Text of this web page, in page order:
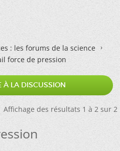
: les forums de la science
force de pression
À LA DISCUSSION
Affichage des résultats 1 à 2 sur 2